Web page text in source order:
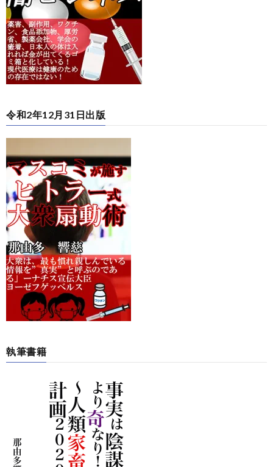
令和2年12月31日出版
執筆書籍